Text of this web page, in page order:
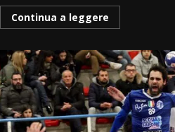
Continua a leggere